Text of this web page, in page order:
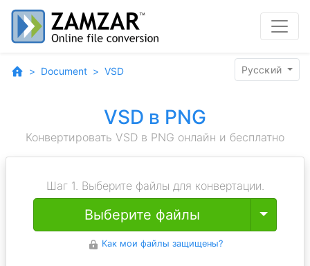
Document VSD Pyccĸий
VSD в PNG
Конвертировать VSD в PNG онлайн и бесплатно
Шаг 1. Выберите файлы для конвертации.
Выберите файлы Toggle
Как мои файлы защищены?